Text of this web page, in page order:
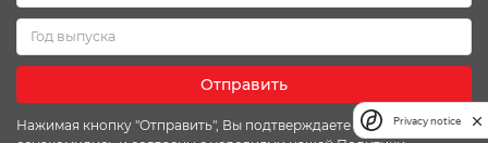
Отправить
Нажимая кнопку "Отправить", Вы подтверждаете что
Privacy notice